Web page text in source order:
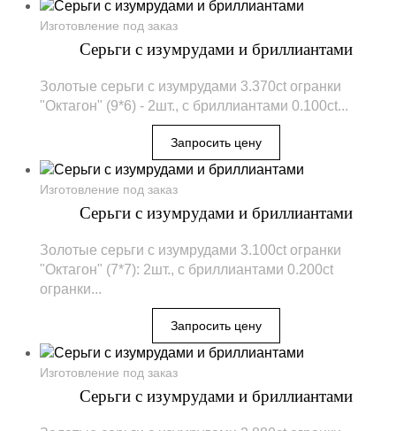
Изготовление под заказ
Серьги с изумрудами и бриллиантами
Золотые серьги с изумрудами 3.370ct огранки
"Октагон" (9*6) - 2шт., с бриллиантами 0.100ct...
Изготовление под заказ
Серьги с изумрудами и бриллиантами
Золотые серьги с изумрудами 3.100ct огранки
"Октагон" (7*7): 2шт., с бриллиантами 0.200ct
огранки...
Изготовление под заказ
Серьги с изумрудами и бриллиантами